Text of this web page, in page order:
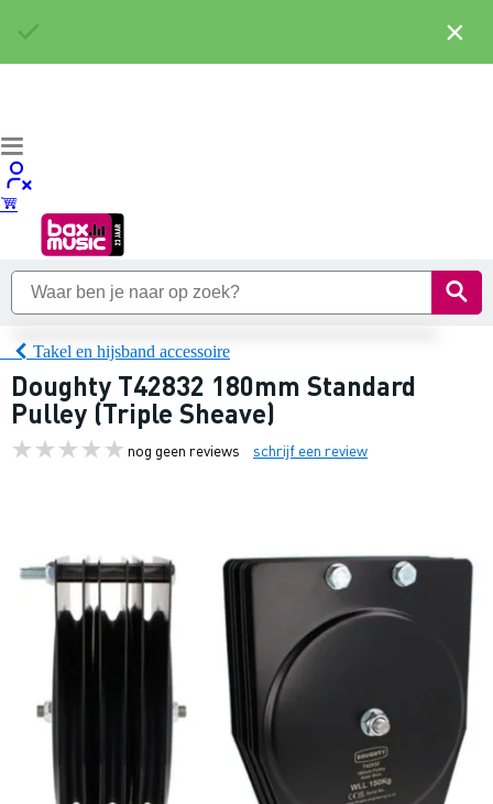
Takel en hijsband accessoire
Doughty T42832 180mm Standard
Pulley (Triple Sheave)
nog geen reviews schrijf een review
×